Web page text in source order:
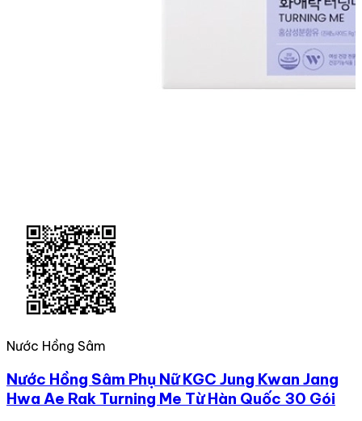
Nước Hồng Sâm
Nước Hồng Sâm Phụ Nữ KGC Jung Kwan Jang
Hwa Ae Rak Turning Me Từ Hàn Quốc 30 Gói